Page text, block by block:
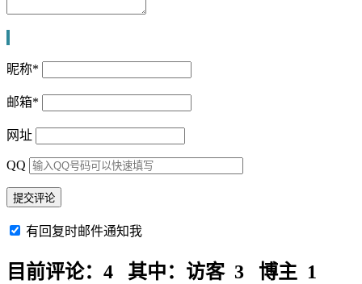
昵称*
邮箱*
网址
QQ
有回复时邮件通知我
目前评论：4 其中：访客 3 博主 1